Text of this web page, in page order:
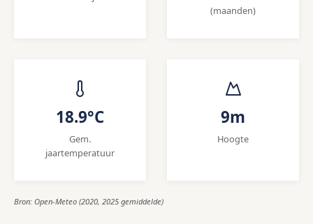
(maanden)
18.9°C
Gem.
jaartemperatuur
9m
Hoogte
Bron: Open-Meteo (2020, 2025 gemiddelde)